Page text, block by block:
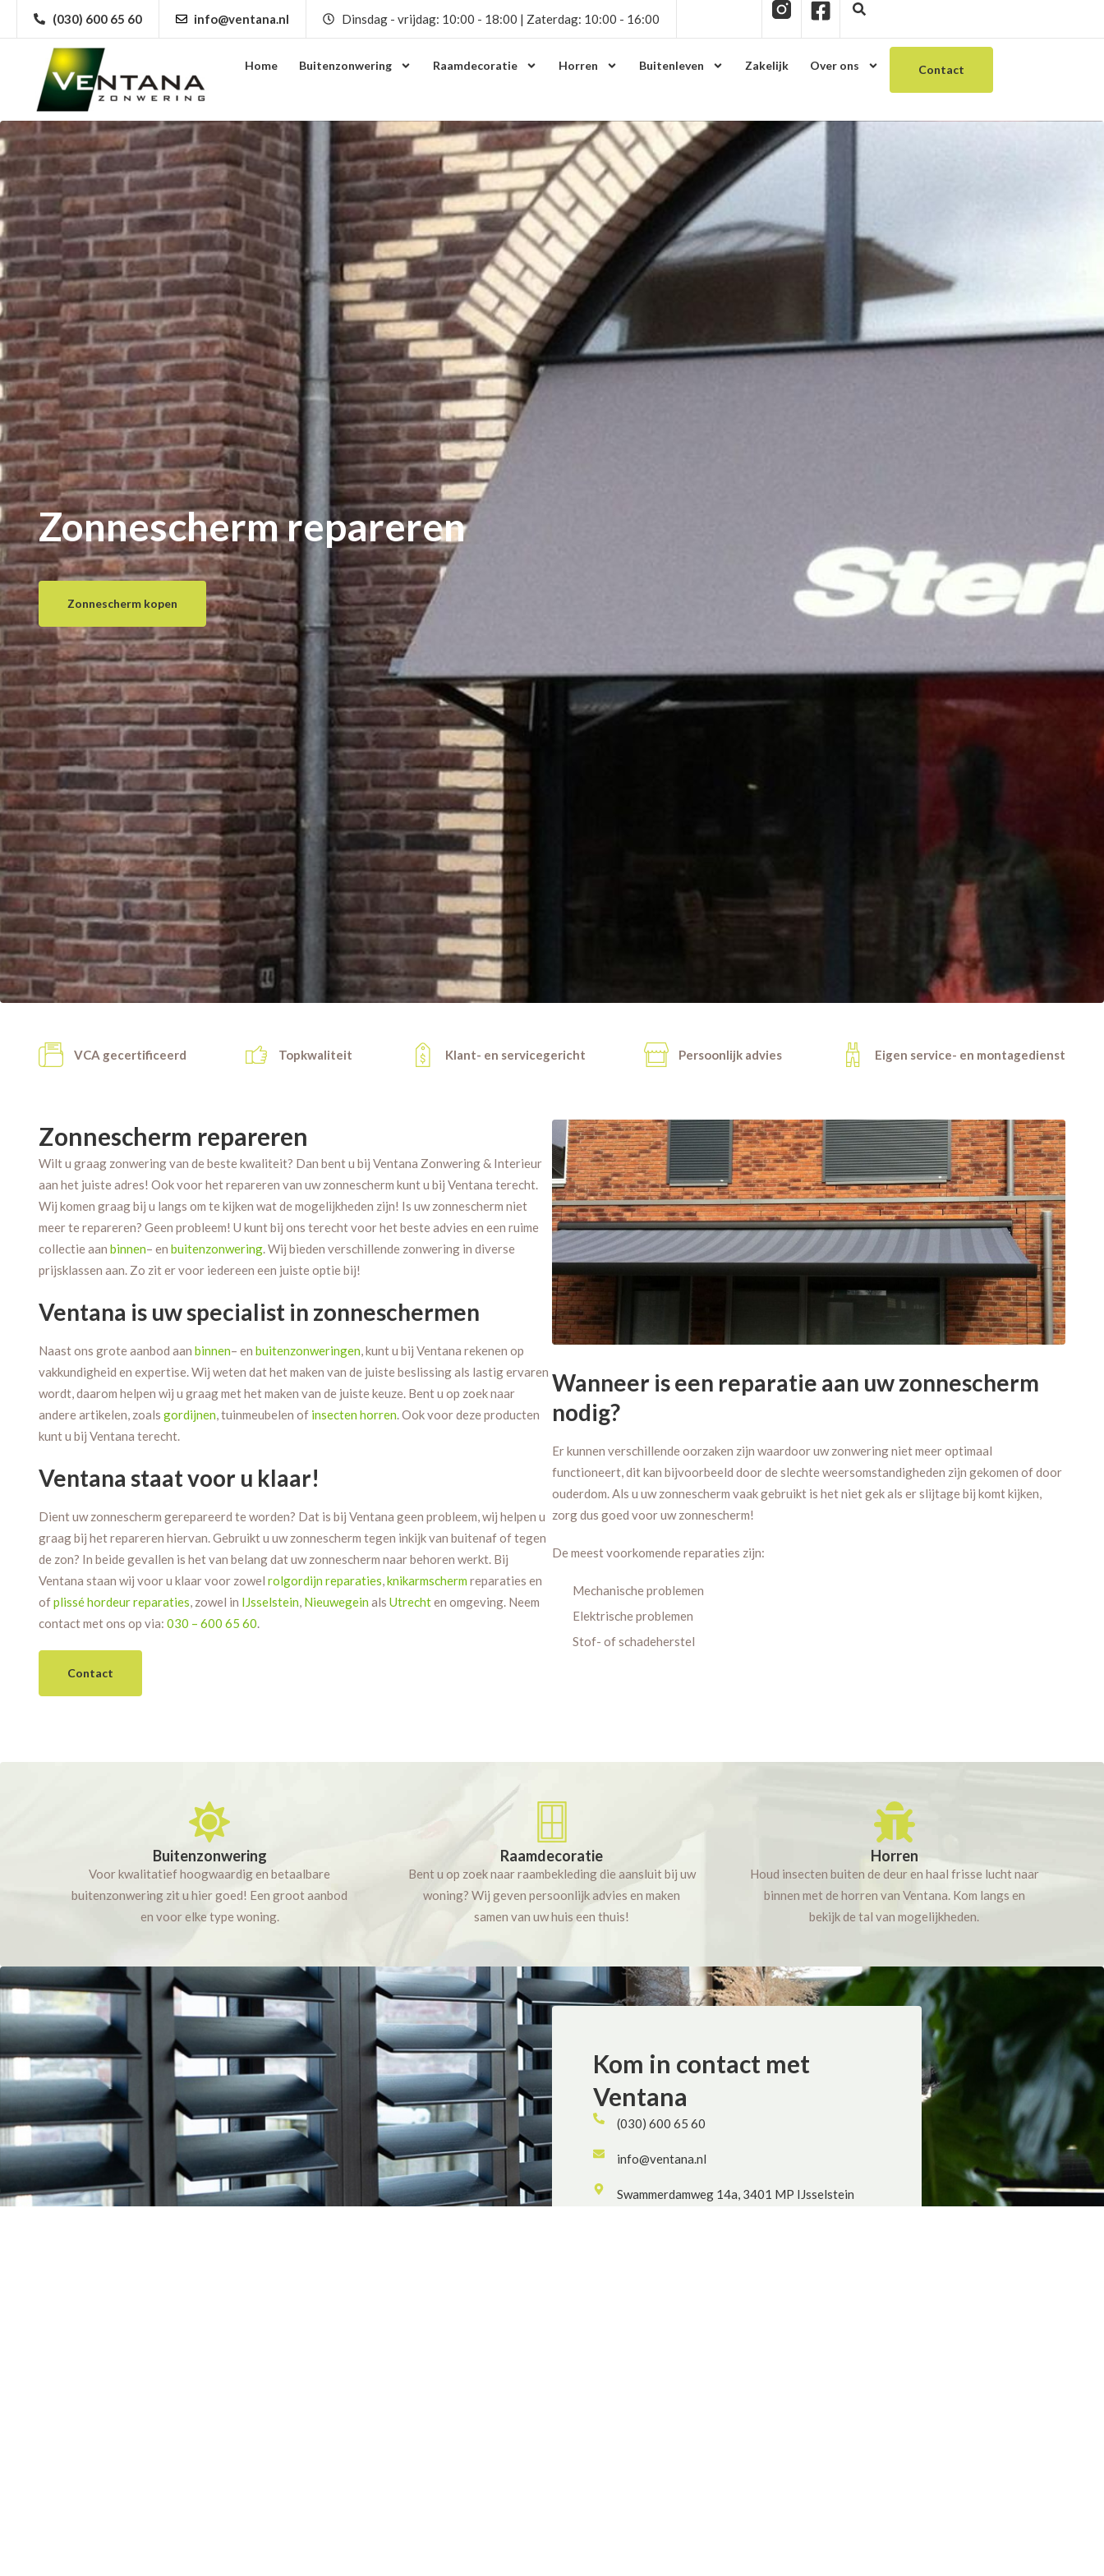
(030) 600 65 60 info@ventana.nl Dinsdag - vrijdag: 10:00 - 18:00 | Zaterdag: 10:00 - 16:00
Home Buitenzonwering Raamdecoratie Horren Buitenleven Zakelijk Over ons Contact
Zonnescherm repareren
Zonnescherm kopen
VCA gecertificeerd Topkwaliteit Klant- en servicegericht Persoonlijk advies Eigen service- en montagedienst
Zonnescherm repareren
Wilt u graag zonwering van de beste kwaliteit? Dan bent u bij Ventana Zonwering & Interieur
aan het juiste adres! Ook voor het repareren van uw zonnescherm kunt u bij Ventana terecht.
Wij komen graag bij u langs om te kijken wat de mogelijkheden zijn! Is uw zonnescherm niet
meer te repareren? Geen probleem! U kunt bij ons terecht voor het beste advies en een ruime
collectie aan binnen– en buitenzonwering. Wij bieden verschillende zonwering in diverse
prijsklassen aan. Zo zit er voor iedereen een juiste optie bij!
Ventana is uw specialist in zonneschermen
Naast ons grote aanbod aan binnen– en buitenzonweringen, kunt u bij Ventana rekenen op
vakkundigheid en expertise. Wij weten dat het maken van de juiste beslissing als lastig ervaren
wordt, daarom helpen wij u graag met het maken van de juiste keuze. Bent u op zoek naar
andere artikelen, zoals gordijnen, tuinmeubelen of insecten horren. Ook voor deze producten
kunt u bij Ventana terecht.
Ventana staat voor u klaar!
Dient uw zonnescherm gerepareerd te worden? Dat is bij Ventana geen probleem, wij helpen u
graag bij het repareren hiervan. Gebruikt u uw zonnescherm tegen inkijk van buitenaf of tegen
de zon? In beide gevallen is het van belang dat uw zonnescherm naar behoren werkt. Bij
Ventana staan wij voor u klaar voor zowel rolgordijn reparaties,knikarmscherm reparaties en
ofplissé hordeur reparaties, zowel in IJsselstein, Nieuwegein als Utrechten omgeving. Neem
contact met ons op via: 030 – 600 65 60.
Contact
Wanneer is een reparatie aan uw zonnescherm
nodig?
Er kunnen verschillende oorzaken zijn waardoor uw zonwering niet meer optimaal
functioneert, dit kan bijvoorbeeld door de slechte weersomstandigheden zijn gekomen of door
ouderdom. Als u uw zonnescherm vaak gebruikt is het niet gek als er slijtage bij komt kijken,
zorg dus goed voor uw zonnescherm!
De meest voorkomende reparaties zijn:
Mechanische problemen
Elektrische problemen
Stof- of schadeherstel
Buitenzonwering
Voor kwalitatief hoogwaardig en betaalbare
buitenzonwering zit u hier goed! Een groot aanbod
en voor elke type woning.
Raamdecoratie
Bent u op zoek naar raambekleding die aansluit bij uw
woning? Wij geven persoonlijk advies en maken
samen van uw huis een thuis!
Horren
Houd insecten buiten de deur en haal frisse lucht naar
binnen met de horren van Ventana. Kom langs en
bekijk de tal van mogelijkheden.
Kom in contact met
Ventana
(030) 600 65 60
info@ventana.nl
Swammerdamweg 14a, 3401 MP IJsselstein